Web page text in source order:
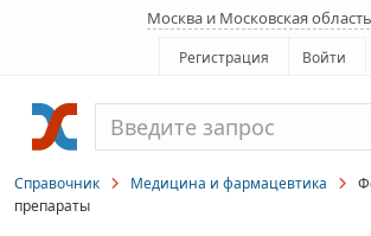
Москва и Московская область
Регистрация Войти
Справочник Медицина и фармацевтика
препараты